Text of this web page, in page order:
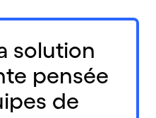
solution
pensée
de